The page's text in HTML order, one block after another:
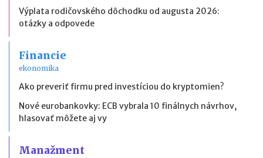
Výplata rodičovského dôchodku od augusta 2026:
otázky a odpovede
Financie
ekonomika
Ako preveriť firmu pred investíciou do kryptomien?
Nové eurobankovky: ECB vybrala 10 finálnych návrhov,
hlasovať môžete aj vy
Manažment